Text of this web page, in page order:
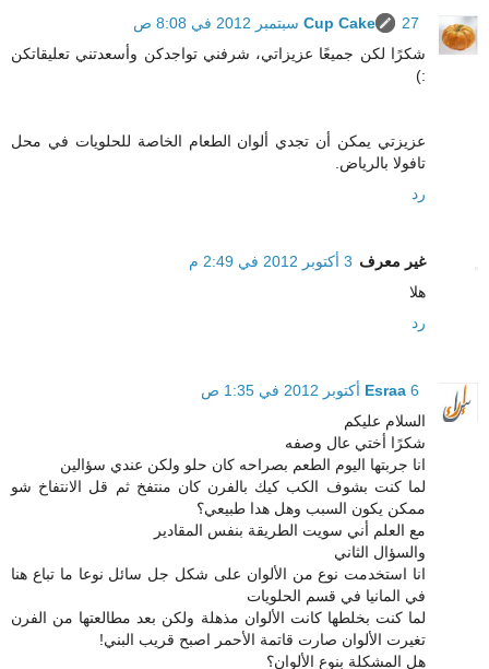
Cup Cake
27 سبتمبر 2012 في 8:08 ص
شكرًا لكن جميعًا عزيزاتي، شرفني تواجدكن وأسعدتني تعليقاتكن
:)
عزيزتي يمكن أن تجدي ألوان الطعام الخاصة للحلويات في محل
تافولا بالرياض.
رد
غير معرف 3 أكتوبر 2012 في 2:49 م
هلا
رد
Esraa 6 أكتوبر 2012 في 1:35 ص
السلام عليكم
شكرًا أختي عال وصفه
انا جربتها اليوم الطعم بصراحه كان حلو ولكن عندي سؤالين
لما كنت بشوف الكب كيك بالفرن كان منتفخ ثم قل الانتفاخ شو
ممكن يكون السبب وهل هدا طبيعي؟
مع العلم أني سويت الطريقة بنفس المقادير
والسؤال الثاني
انا استخدمت نوع من الألوان على شكل جل سائل نوعا ما تباع هنا
في المانيا في قسم الحلويات
لما كنت بخلطها كانت الألوان مذهلة ولكن بعد مطالعتها من الفرن
تغيرت الألوان صارت قاتمة الأحمر اصبح قريب البني!
هل المشكلة بنوع الألوان؟